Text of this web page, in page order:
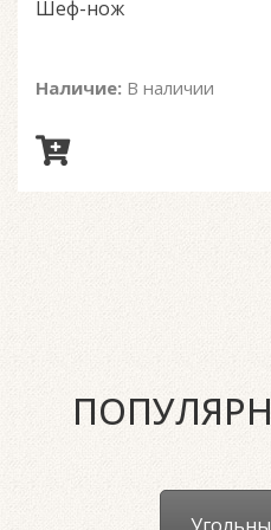
Шеф-нож
Наличие: В наличии